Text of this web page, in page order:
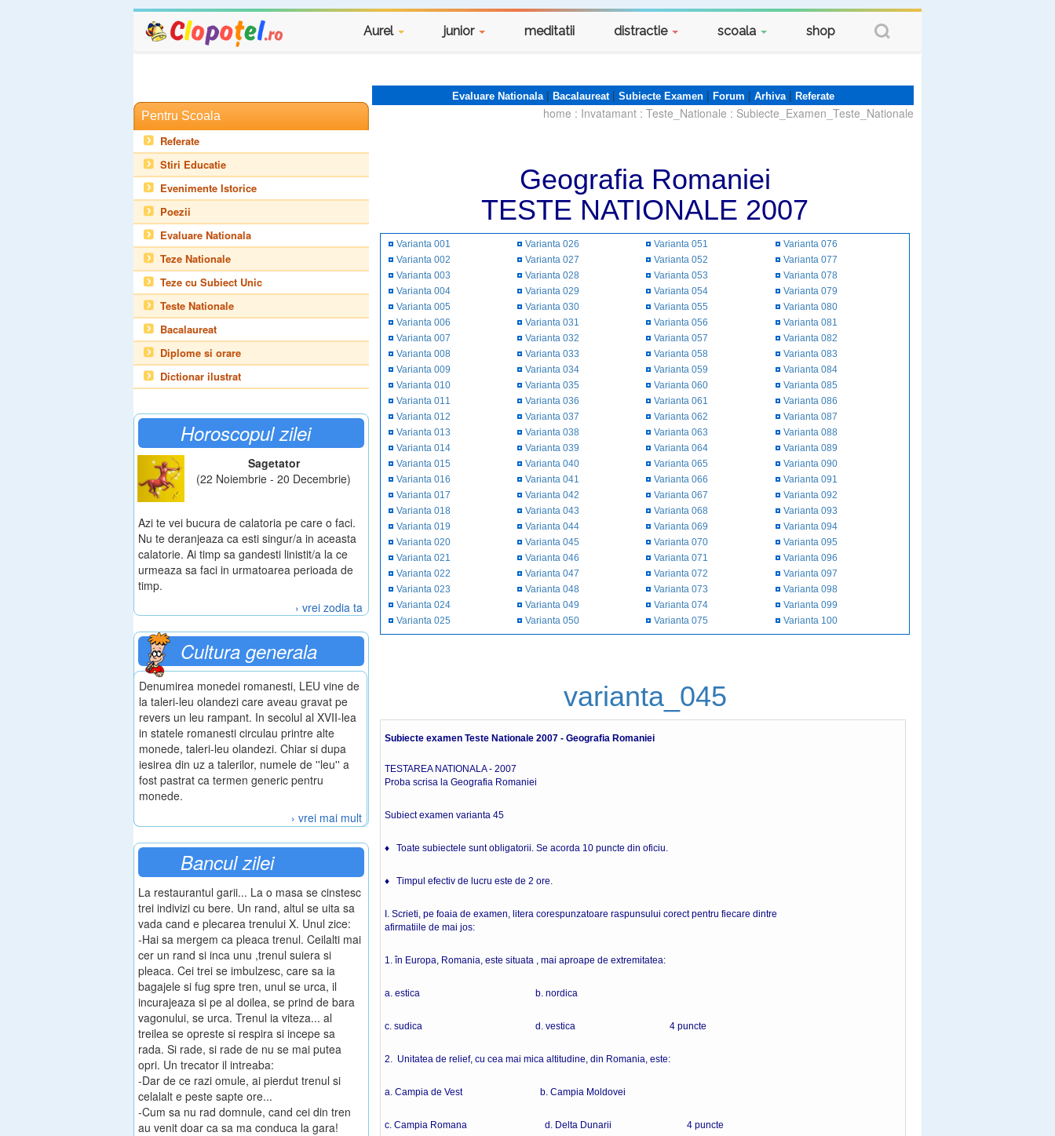
Aurel junior meditatii distractie scoala shop
Pentru Scoala
Referate
Stiri Educatie
Evenimente Istorice
Poezii
Evaluare Nationala
Teze Nationale
Teze cu Subiect Unic
Teste Nationale
Bacalaureat
Diplome si orare
Dictionar ilustrat
Horoscopul zilei
Sagetator
(22 Noiembrie - 20 Decembrie)
Azi te vei bucura de calatoria pe care o faci.
Nu te deranjeaza ca esti singur/a in aceasta
calatorie. Ai timp sa gandesti linistit/a la ce
urmeaza sa faci in urmatoarea perioada de
timp.
› vrei zodia ta
Cultura generala
Denumirea monedei romanesti, LEU vine de
la taleri-leu olandezi care aveau gravat pe
revers un leu rampant. In secolul al XVII-lea
in statele romanesti circulau printre alte
monede, taleri-leu olandezi. Chiar si dupa
iesirea din uz a talerilor, numele de ''leu'' a
fost pastrat ca termen generic pentru
monede.
› vrei mai mult
Bancul zilei
La restaurantul garii... La o masa se cinstesc
trei indivizi cu bere. Un rand, altul se uita sa
vada cand e plecarea trenului X. Unul zice:
-Hai sa mergem ca pleaca trenul. Ceilalti mai
cer un rand si inca unu ,trenul suiera si
pleaca. Cei trei se imbulzesc, care sa ia
bagajele si fug spre tren, unul se urca, il
incurajeaza si pe al doilea, se prind de bara
vagonului, se urca. Trenul ia viteza... al
treilea se opreste si respira si incepe sa
rada. Si rade, si rade de nu se mai putea
opri. Un trecator il intreaba:
-Dar de ce razi omule, ai pierdut trenul si
celalalt e peste sapte ore...
-Cum sa nu rad domnule, cand cei din tren
au venit doar ca sa ma conduca la gara!
Evaluare Nationala| Bacalaureat| Subiecte Examen| Forum | Arhiva| Referate
home : Invatamant : Teste_Nationale : Subiecte_Examen_Teste_Nationale
Geografia Romaniei
TESTE NATIONALE 2007
Varianta 001
Varianta 002
Varianta 003
Varianta 004
Varianta 005
Varianta 006
Varianta 007
Varianta 008
Varianta 009
Varianta 010
Varianta 011
Varianta 012
Varianta 013
Varianta 014
Varianta 015
Varianta 016
Varianta 017
Varianta 018
Varianta 019
Varianta 020
Varianta 021
Varianta 022
Varianta 023
Varianta 024
Varianta 025
Varianta 026
Varianta 027
Varianta 028
Varianta 029
Varianta 030
Varianta 031
Varianta 032
Varianta 033
Varianta 034
Varianta 035
Varianta 036
Varianta 037
Varianta 038
Varianta 039
Varianta 040
Varianta 041
Varianta 042
Varianta 043
Varianta 044
Varianta 045
Varianta 046
Varianta 047
Varianta 048
Varianta 049
Varianta 050
Varianta 051
Varianta 052
Varianta 053
Varianta 054
Varianta 055
Varianta 056
Varianta 057
Varianta 058
Varianta 059
Varianta 060
Varianta 061
Varianta 062
Varianta 063
Varianta 064
Varianta 065
Varianta 066
Varianta 067
Varianta 068
Varianta 069
Varianta 070
Varianta 071
Varianta 072
Varianta 073
Varianta 074
Varianta 075
Varianta 076
Varianta 077
Varianta 078
Varianta 079
Varianta 080
Varianta 081
Varianta 082
Varianta 083
Varianta 084
Varianta 085
Varianta 086
Varianta 087
Varianta 088
Varianta 089
Varianta 090
Varianta 091
Varianta 092
Varianta 093
Varianta 094
Varianta 095
Varianta 096
Varianta 097
Varianta 098
Varianta 099
Varianta 100
varianta_045
Subiecte examen Teste Nationale 2007 - Geografia Romaniei
TESTAREA NATIONALA - 2007
Proba scrisa la Geografia Romaniei
Subiect examen varianta 45
♦ Toate subiectele sunt obligatorii. Se acorda 10 puncte din oficiu.
♦ Timpul efectiv de lucru este de 2 ore.
I. Scrieti, pe foaia de examen, litera corespunzatoare raspunsului corect pentru fiecare dintre
afirmatiile de mai jos:
1. în Europa, Romania, este situata , mai aproape de extremitatea:
a. estica b. nordica
c. sudica d. vestica 4 puncte
2. Unitatea de relief, cu cea mai mica altitudine, din Romania, este:
a. Campia de Vest b. Campia Moldovei
c. Campia Romana d. Delta Dunarii 4 puncte